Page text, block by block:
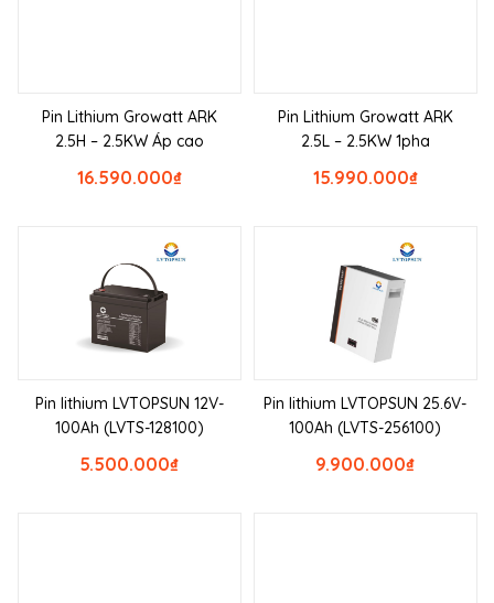
Pin Lithium Growatt ARK
2.5H – 2.5KW Áp cao
₫
16.590.000
Pin Lithium Growatt ARK
2.5L – 2.5KW 1pha
₫
15.990.000
Pin lithium LVTOPSUN 12V-
100Ah (LVTS-128100)
₫
5.500.000
Pin lithium LVTOPSUN 25.6V-
100Ah (LVTS-256100)
₫
9.900.000